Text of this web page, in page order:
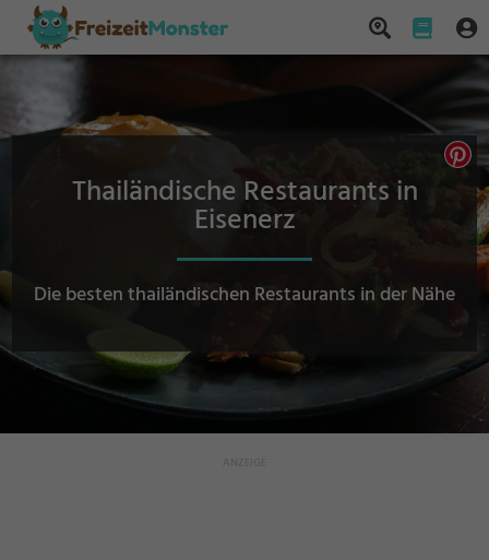
Thailändische Restaurants in
Eisenerz
Die besten thailändischen Restaurants in der Nähe